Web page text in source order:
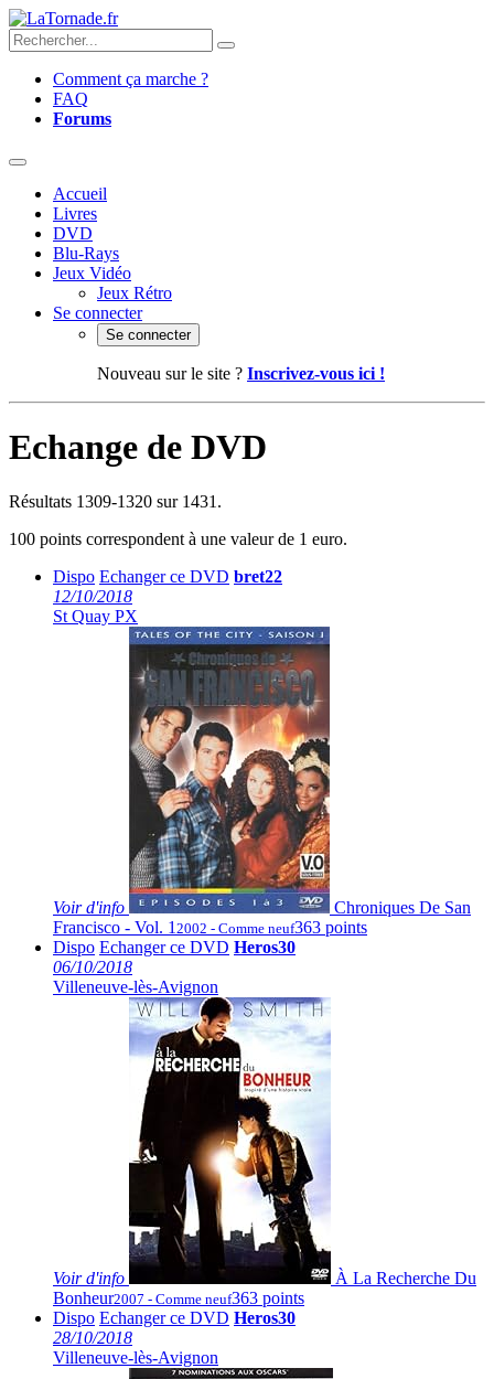
Comment ça marche ?
FAQ
Forums
Accueil
Livres
DVD
Blu-Rays
Jeux Vidéo
Jeux Rétro
Se connecter
Se connecter
Nouveau sur le site ? Inscrivez-vous ici !
Echange de DVD
Résultats 1309-1320 sur 1431.
100 points correspondent à une valeur de 1 euro.
Dispo Echanger ce DVD bret22
12/10/2018
St Quay PX
Voir d'info
Chroniques De San
Francisco - Vol. 1 2002 - Comme neuf363 points
Dispo Echanger ce DVD Heros30
06/10/2018
Villeneuve-lès-Avignon
Voir d'info
À La Recherche Du
Bonheur2007 - Comme neuf363 points
Dispo Echanger ce DVD Heros30
28/10/2018
Villeneuve-lès-Avignon